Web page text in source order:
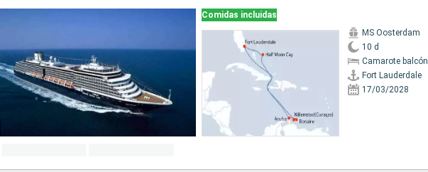
Comidas incluidas
MS Oosterdam
10 d
Camarote balcón
Fort Lauderdale
17/03/2028